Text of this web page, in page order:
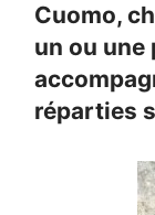
Cuomo,
un ou une
réparties